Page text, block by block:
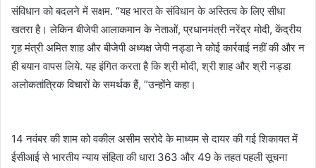
संविधान को बदलने में सक्षम. “यह भारत के संविधान के अस्तित्व के लिए सीधा
खतरा है। लेकिन बीजेपी आलाकमान के नेताओं, प्रधानमंत्री नरेंद्र मोदी, केंद्रीय
गृह मंत्री अमित शाह और बीजेपी अध्यक्ष जेपी नड्डा ने कोई कार्रवाई नहीं की और न
ही बयान वापस लिये. यह इंगित करता है कि श्री मोदी, श्री शाह और श्री नड्डा
अलोकतांत्रिक विचारों के समर्थक हैं, ”उन्होंने कहा।
14 नवंबर की शाम को वकील असीम सरोदे के माध्यम से दायर की गई शिकायत में
ईसीआई से भारतीय न्याय संहिता की धारा 363 और 49 के तहत पहली सूचना